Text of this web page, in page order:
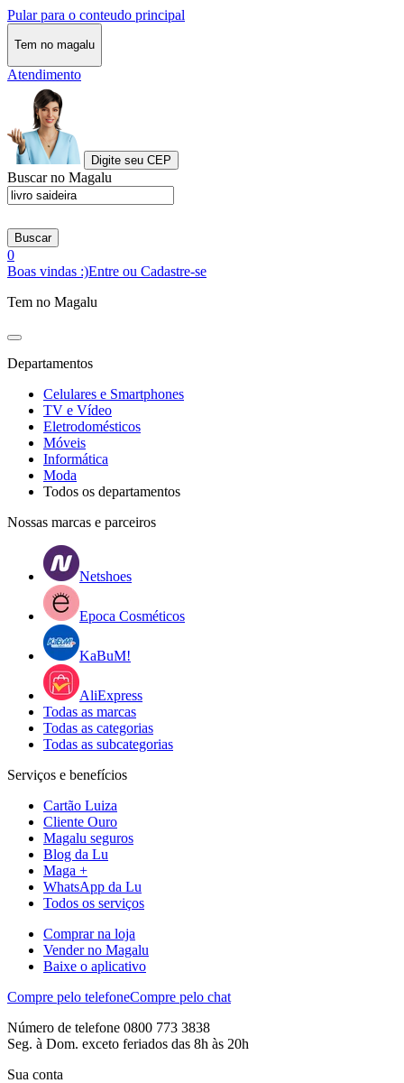
Pular para o conteudo principal
Tem no magalu
Atendimento
Digite seu CEP
Buscar no Magalu
Buscar
0
Boas vindas :)Entre ou Cadastre-se
Tem no Magalu
Departamentos
Celulares e Smartphones
TV e Vídeo
Eletrodomésticos
Móveis
Informática
Moda
Todos os departamentos
Nossas marcas e parceiros
Netshoes
Epoca Cosméticos
KaBuM!
AliExpress
Todas as marcas
Todas as categorias
Todas as subcategorias
Serviços e benefícios
Cartão Luiza
Cliente Ouro
Magalu seguros
Blog da Lu
Maga +
WhatsApp da Lu
Todos os serviços
Comprar na loja
Vender no Magalu
Baixe o aplicativo
Compre pelo telefoneCompre pelo chat
Número de telefone 0800 773 3838
Seg. à Dom. exceto feriados das 8h às 20h
Sua conta